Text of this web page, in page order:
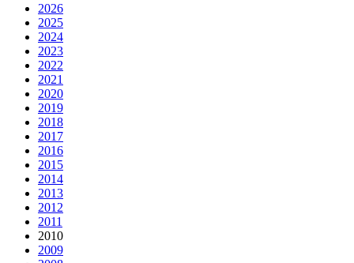
2026
2025
2024
2023
2022
2021
2020
2019
2018
2017
2016
2015
2014
2013
2012
2011
2010
2009